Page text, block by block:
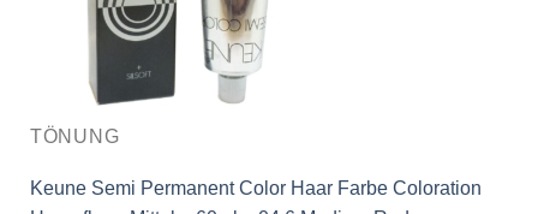
TÖNUNG
Keune Semi Permanent Color Haar Farbe Coloration